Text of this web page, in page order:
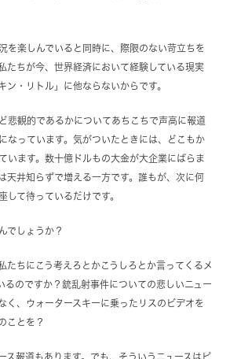
を楽しんでいると同時に、際限のない苛立ちを
たちが今、世界経済において経験している現実
ン・リトル」に他ならないからです。
悲観的であるかについてあちこちで声高に報道
なっています。気がついたときには、どこもか
います。数十億ドルもの大金が大企業にばらま
天井知らずで増える一方です。誰もが、次に何
して待っているだけです。
でしょうか？
たちにこう考えろとかこうしろとか言ってくるメ
るのですか？銃乱射事件についての悲しいニュー
く、ウォータースキーに乗ったリスのビデオを
ことを？
ス報道もあります。でも、そういうニュースはピ